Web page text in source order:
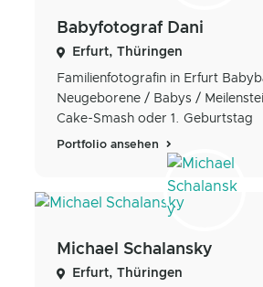
Babyfotograf Dani
Erfurt, Thüringen
Familienfotografin in Erfurt
Neugeborene / Babys /
Cake-Smash oder 1. Geburtstag
Portfolio ansehen
Michael Schalansky
Erfurt, Thüringen